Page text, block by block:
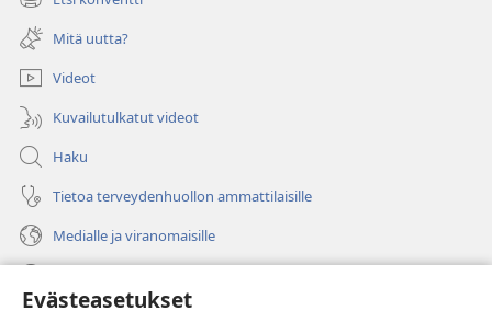
Evästeasetukset
ikkunan)
(avaa
uuden
ikkunan)
Mitä uutta?
Videot
Kuvailutulkatut videot
Haku
Tietoa terveydenhuollon ammattilaisille
Medialle ja viranomaisille